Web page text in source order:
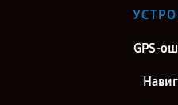
Ремонт GPS-ошейника
Ремонт GPS-ошейника Garmin
GPS-